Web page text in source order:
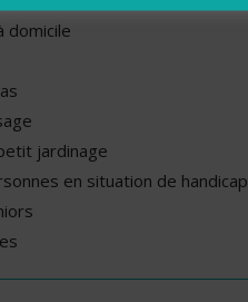
domicile
jardinage
en situation de handicap